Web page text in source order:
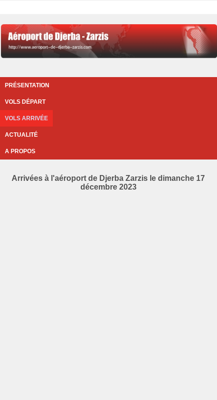
PRÉSENTATION
VOLS DÉPART
VOLS ARRIVÉE
ACTUALITÉ
A PROPOS
Arrivées à l'aéroport de Djerba Zarzis le dimanche 17
décembre 2023